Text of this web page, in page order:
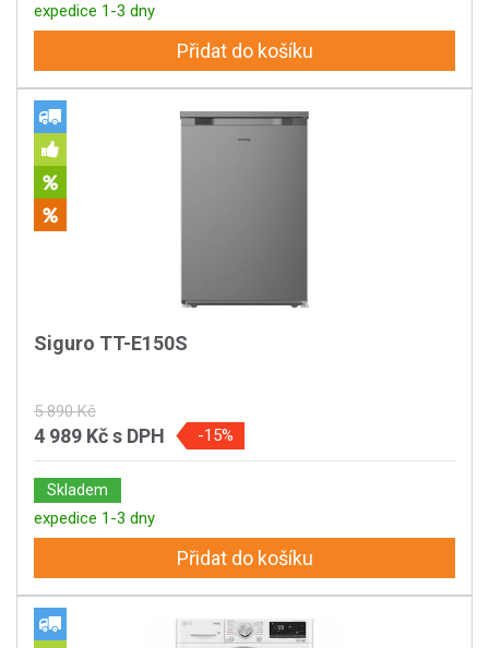
expedice 1-3 dny
Přidat do košíku
Siguro TT-E150S
5 890 Kč
4 989 Kčs DPH -15%
Skladem
expedice 1-3 dny
Přidat do košíku